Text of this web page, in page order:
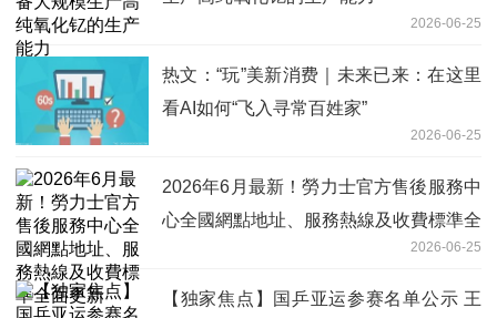
2026-06-25
热文：“玩”美新消费｜未来已来：在这里
看AI如何“飞入寻常百姓家”
2026-06-25
2026年6月最新！勞力士官方售後服務中
心全國網點地址、服務熱線及收費標準全
2026-06-25
【独家焦点】国乒亚运参赛名单公示 王